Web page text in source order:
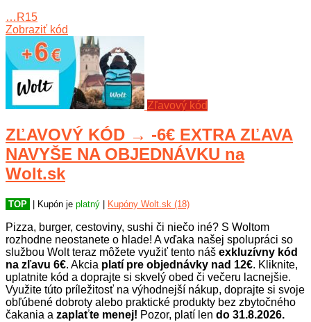
…R15
Zobraziť kód
Zľavový kód
ZĽAVOVÝ KÓD → -6€ EXTRA ZĽAVA
NAVYŠE NA OBJEDNÁVKU na
Wolt.sk
TOP | Kupón je platný Kupóny Wolt.sk (18)
Pizza, burger, cestoviny, sushi či niečo iné? S Woltom
rozhodne neostanete o hlade! A vďaka našej spolupráci so
službou Wolt teraz môžete využiť tento náš exkluzívny kód
na zľavu 6€. Akcia platí pre objednávky nad 12€. Kliknite,
uplatnite kód a doprajte si skvelý obed či večeru lacnejšie.
Využite túto príležitosť na výhodnejší nákup, doprajte si svoje
obľúbené dobroty alebo praktické produkty bez zbytočného
čakania a zaplaťte menej! Pozor, platí len do 31.8.2026.